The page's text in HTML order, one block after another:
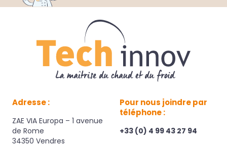
Adresse :
ZAE VIA Europa – 1 avenue
de Rome
34350 Vendres
Pour nous joindre par
téléphone :
+33 (0) 4 99 43 27 94